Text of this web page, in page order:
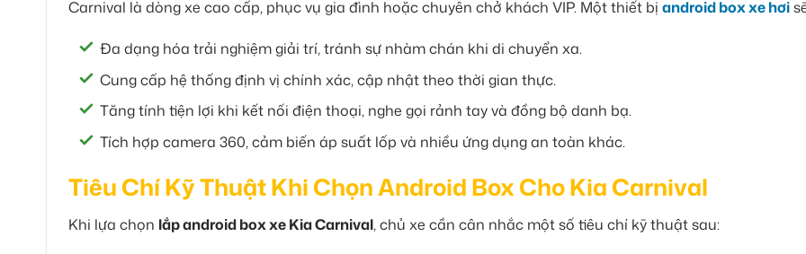
Carnival là dòng xe cao cấp, phục vụ gia đình hoặc chuyên chở khách VIP. Một thiết bị android box xe hơi
Đa dạng hóa trải nghiệm giải trí, tránh sự nhàm chán khi di chuyển xa.
Cung cấp hệ thống định vị chính xác, cập nhật theo thời gian thực.
Tăng tính tiện lợi khi kết nối điện thoại, nghe gọi rảnh tay và đồng bộ danh bạ.
Tích hợp camera 360, cảm biến áp suất lốp và nhiều ứng dụng an toàn khác.
Tiêu Chí Kỹ Thuật Khi Chọn Android Box Cho Kia Carnival
Khi lựa chọn lắp android box xe Kia Carnival, chủ xe cần cân nhắc một số tiêu chí kỹ thuật sau: